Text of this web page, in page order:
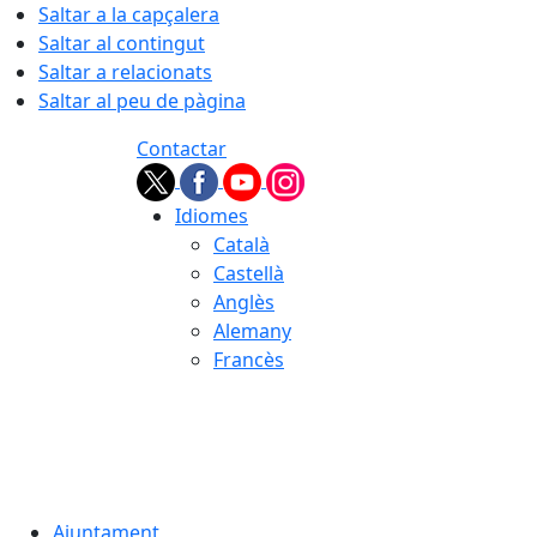
Saltar a la capçalera
Saltar al contingut
Saltar a relacionats
Saltar al peu de pàgina
Contactar
Idiomes
Català
Castellà
Anglès
Alemany
Francès